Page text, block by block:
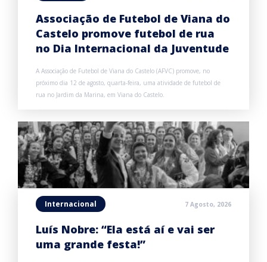
Associação de Futebol de Viana do
Castelo promove futebol de rua
no Dia Internacional da Juventude
A Associação de Futebol de Viana do Castelo (AFVC) promove, no
próximo dia 12 de agosto, quarta-feira, uma atividade de futebol de
rua no Jardim da Marina, em Viana do Castelo.
Internacional 7 Agosto, 2026
Luís Nobre: “Ela está aí e vai ser
uma grande festa!”